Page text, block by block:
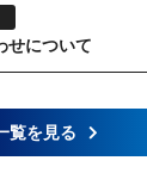
せについて
覧を見る